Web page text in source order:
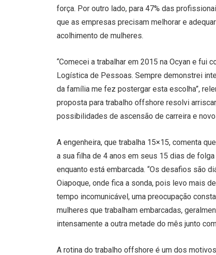
força. Por outro lado, para 47% das
que as empresas precisam melhorar e
acolhimento de mulheres.
“Comecei a trabalhar em 2015 na Ocyan e fui
Logística de Pessoas. Sempre demonstrei
da família me fez postergar esta escolha”,
proposta para trabalho offshore resolvi
possibilidades de ascensão de carreira e
A engenheira, que trabalha 15×15, comenta
a sua filha de 4 anos em seus 15 dias de
enquanto está embarcada. “Os desafios são
Oiapoque, onde fica a sonda, pois levo mais
tempo incomunicável, uma preocupação
mulheres que trabalham embarcadas,
intensamente a outra metade do mês junto
A rotina do trabalho offshore é um dos